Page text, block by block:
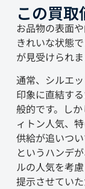
この買
お品物の表面
きれいな状態
が見受けられま
通常、シルエ
印象に直結す
般的です。し
ィトン人気、
供給が追いつ
というハンデ
ルの人気を考
提示させていた